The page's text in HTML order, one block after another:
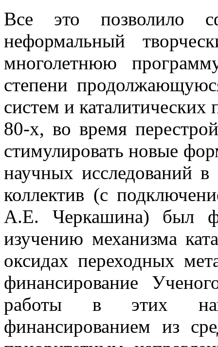
Все это позволило
неформальный
многолетнюю
степени
систем и
80-х, во время
стимулировать новые
научных исследований
коллектив (с
А.Е. Черкашина) был
изучению механизма
оксидах переходных
финансирование
работы в этих
финансированием из